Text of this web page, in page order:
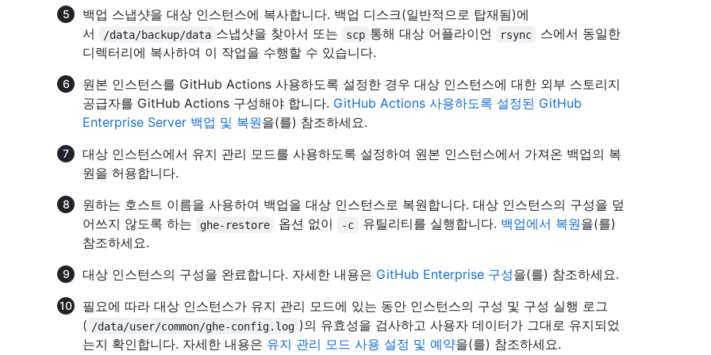
백업 스냅샷을 대상 인스턴스에 복사합니다. 백업 디스크(일반적으로 탑재됨)에
서
/data/backup/data 스냅샷을 찾아서 또는 scp 통해 대상 어플라이언 rsync
스에서 동일한
디렉터리에 복사하여 이 작업을 수행할 수 있습니다.
원본 인스턴스를 GitHub Actions 사용하도록 설정한 경우 대상 인스턴스에 대한 외부 스토리지
공급자를 GitHub Actions 구성해야 합니다. GitHub Actions 사용하도록 설정된 GitHub
Enterprise Server 백업 및 복원을(를) 참조하세요.
대상 인스턴스에서 유지 관리 모드를 사용하도록 설정하여 원본 인스턴스에서 가져온 백업의 복
원을 허용합니다.
원하는 호스트 이름을 사용하여 백업을 대상 인스턴스로 복원합니다. 대상 인스턴스의 구성을 덮
어쓰지 않도록 하는
ghe-restore 옵션 없이 -c 유틸리티를 실행합니다. 백업에서 복원을(를)
참조하세요.
대상 인스턴스의 구성을 완료합니다. 자세한 내용은 GitHub Enterprise 구성을(를) 참조하세요.
필요에 따라 대상 인스턴스가 유지 관리 모드에 있는 동안 인스턴스의 구성 및 구성 실행 로그
( /data/user/common/ghe-config.log )의 유효성을 검사하고 사용자 데이터가 그대로 유지되었
는지 확인합니다. 자세한 내용은 유지 관리 모드 사용 설정 및 예약을(를) 참조하세요.